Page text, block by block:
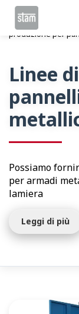
Home
produzione per
Linee
Possiamo
per armadi
lamiera
Leggi di più